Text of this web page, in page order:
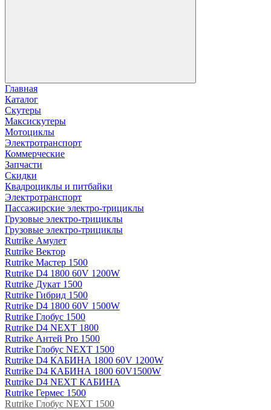
Главная
Каталог
Скутеры
Максискутеры
Мотоциклы
Электротранспорт
Коммерческие
Запчасти
Скидки
Квадроциклы и питбайки
Электротранспорт
Пассажирские электро‑трициклы
Грузовые электро‑трициклы
Грузовые электро‑трициклы
Rutrike Амулет
Rutrike Вектор
Rutrike Мастер 1500
Rutrike D4 1800 60V 1200W
Rutrike Дукат 1500
Rutrike Гибрид 1500
Rutrike D4 1800 60V 1500W
Rutrike Глобус 1500
Rutrike D4 NEXT 1800
Rutrike Антей Pro 1500
Rutrike Глобус NEXT 1500
Rutrike D4 КАБИНА 1800 60V 1200W
Rutrike D4 КАБИНА 1800 60V1500W
Rutrike D4 NEXT КАБИНА
Rutrike Гермес 1500
Rutrike Глобус NEXT 1500